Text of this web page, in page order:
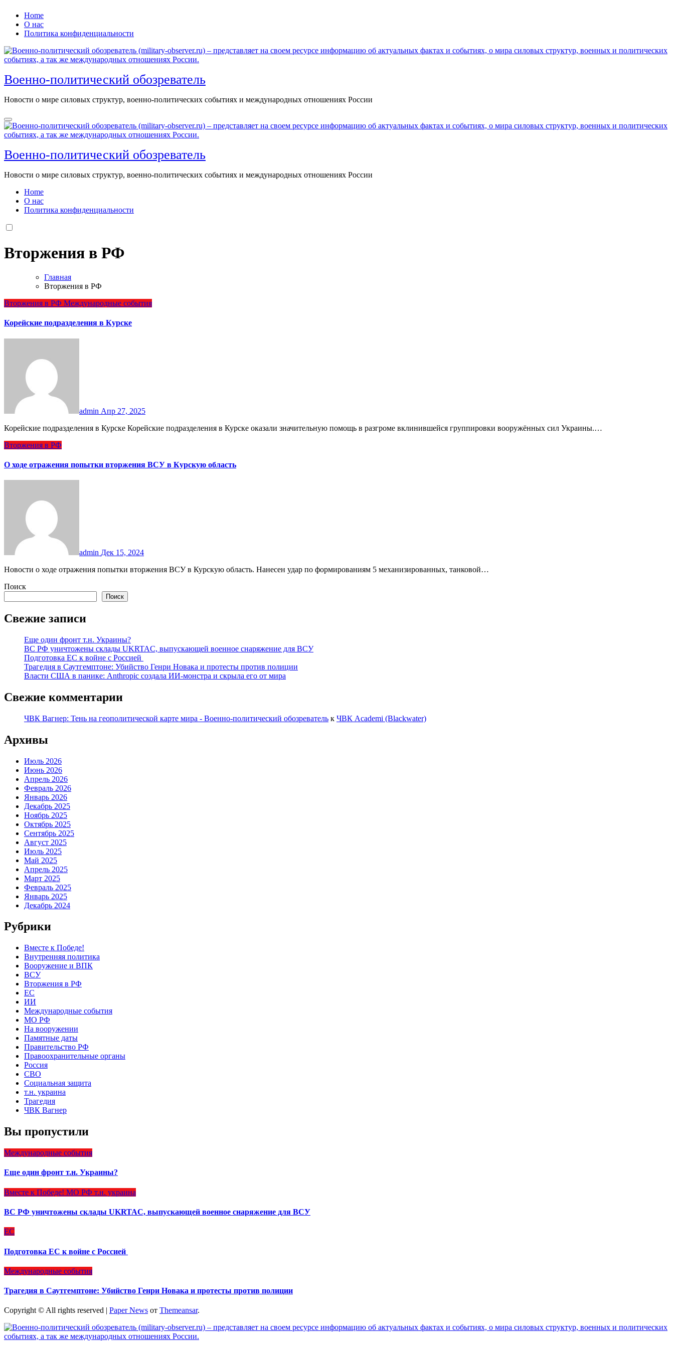
Перейти
содержанию
Home
О нас
Политика конфиденциальности
Военно-политический обозреватель
Новости о мире силовых структур, военно-политических событиях и международных отношениях России
Военно-политический обозреватель
Новости о мире силовых структур, военно-политических событиях и международных отношениях России
Home
О нас
Политика конфиденциальности
Вторжения в РФ
Главная
Вторжения в РФ
Вторжения в РФ Международные события
Корейские подразделения в Курске
admin Апр 27, 2025
Корейские подразделения в Курске Корейские подразделения в Курске оказали значительную помощь в разгроме вклинившейся группировки вооружённых сил Украины.…
Вторжения в РФ
О ходе отражения попытки вторжения ВСУ в Курскую область
admin Дек 15, 2024
Новости о ходе отражения попытки вторжения ВСУ в Курскую область. Нанесен удар по формированиям 5 механизированных, танковой…
Поиск
Поиск
Свежие записи
Еще один фронт т.н. Украины?
ВС РФ уничтожены склады UKRTAC, выпускающей военное снаряжение для ВСУ
Подготовка ЕС к войне с Россией
Трагедия в Саутгемптоне: Убийство Генри Новака и протесты против полиции
Власти США в панике: Anthropic создала ИИ-монстра и скрыла его от мира
Свежие комментарии
ЧВК Вагнер: Тень на геополитической карте мира - Военно-политический обозреватель к ЧВК Academi (Blackwater)
Архивы
Июль 2026
Июнь 2026
Апрель 2026
Февраль 2026
Январь 2026
Декабрь 2025
Ноябрь 2025
Октябрь 2025
Сентябрь 2025
Август 2025
Июль 2025
Май 2025
Апрель 2025
Март 2025
Февраль 2025
Январь 2025
Декабрь 2024
Рубрики
Вместе к Победе!
Внутренняя политика
Вооружение и ВПК
ВСУ
Вторжения в РФ
ЕС
ИИ
Международные события
МО РФ
На вооружении
Памятные даты
Правительство РФ
Правоохранительные органы
Россия
СВО
Социальная защита
т.н. украина
Трагедия
ЧВК Вагнер
Вы пропустили
Международные события
Еще один фронт т.н. Украины?
Вместе к Победе! МО РФ т.н. украина
ВС РФ уничтожены склады UKRTAC, выпускающей военное снаряжение для ВСУ
ЕС
Подготовка ЕС к войне с Россией
Международные события
Трагедия в Саутгемптоне: Убийство Генри Новака и протесты против полиции
Copyright © All rights reserved | Paper News от Themeansar.